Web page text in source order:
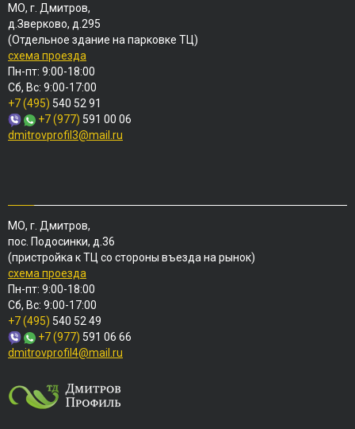
МО, г. Дмитров,
д.Зверково, д.295
(Отдельное здание на парковке ТЦ)
схема проезда
Пн-пт: 9:00-18:00
Сб, Вс: 9:00-17:00
+7 (495) 540 52 91
+7 (977) 591 00 06
dmitrovprofil3@mail.ru
МО, г. Дмитров,
пос. Подосинки, д.36
(пристройка к ТЦ со стороны въезда на рынок)
схема проезда
Пн-пт: 9:00-18:00
Сб, Вс: 9:00-17:00
+7 (495) 540 52 49
+7 (977) 591 06 66
dmitrovprofil4@mail.ru